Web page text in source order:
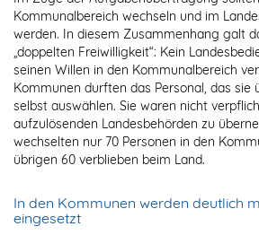
Kommunalbereich wechseln und im
werden. In diesem Zusammenhang galt
„doppelten Freiwilligkeit“: Kein
seinen Willen in den Kommunalbereich
Kommunen durften das Personal, das sie
selbst auswählen. Sie waren nicht
aufzulösenden Landesbehörden zu
wechselten nur 70 Personen in den
übrigen 60 verblieben beim Land.
In den Kommunen werden deutlich
eingesetzt